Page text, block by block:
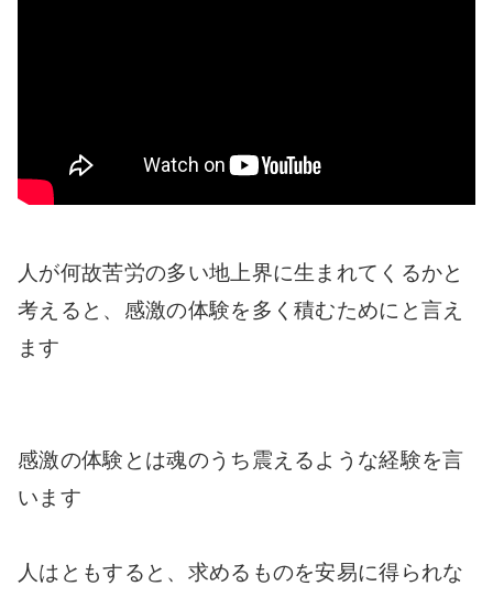
人が何故苦労の多い地上界に生まれてくるかと
考えると、感激の体験を多く積むためにと言え
ます
感激の体験とは魂のうち震えるような経験を言
います
人はともすると、求めるものを安易に得られな